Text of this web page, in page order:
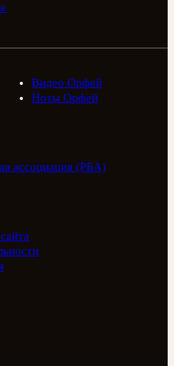
Видео Орфей
Ноты Орфей
ассоциация (РБА)